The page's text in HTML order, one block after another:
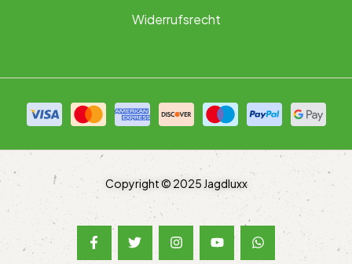
Widerrufsrecht
Copyright © 2025 Jagdluxx